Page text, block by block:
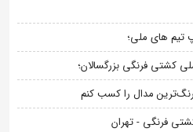
کشتی فرنگی بزرگسالان؛
مدال را کسب کنم
فرنگی - تهران